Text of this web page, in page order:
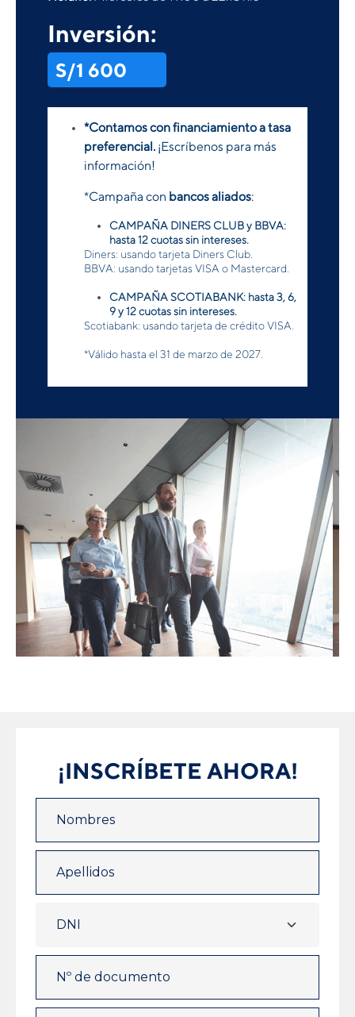
Inversión:
S/1 600
*Contamos con financiamiento a tasa
preferencial. ¡Escríbenos para más
información!
*Campaña con bancos aliados:
CAMPAÑA DINERS CLUB y BBVA:
hasta 12 cuotas sin intereses.
Diners: usando tarjeta Diners Club.
BBVA: usando tarjetas VISA o Mastercard.
CAMPAÑA SCOTIABANK: hasta 3, 6,
9 y 12 cuotas sin intereses.
Scotiabank: usando tarjeta de crédito VISA.
*Válido hasta el 31 de marzo de 2027.
¡INSCRÍBETE AHORA!